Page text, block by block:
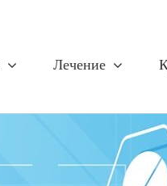
Лечение